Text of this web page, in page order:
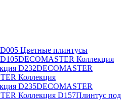
Цветные плинтусы
DECOMASTER Коллекция
D232DECOMASTER
Коллекция
D235DECOMASTER
Коллекция D157Плинтус под